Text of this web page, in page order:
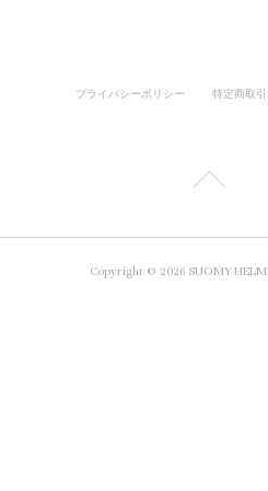
プライバシーポリシー 特定商取
Copyright © 2026 SUOMY